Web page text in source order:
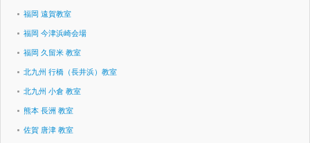
福岡 遠賀教室
福岡 今津浜崎会場
福岡 久留米 教室
北九州 行橋（長井浜）教室
北九州 小倉 教室
熊本 長洲 教室
佐賀 唐津 教室